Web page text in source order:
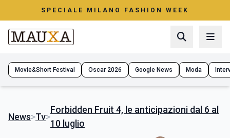
SPECIALE MILANO FASHION WEEK
Movie&Short Festival Oscar 2026 Google News Moda
News>Tv>
Forbidden Fruit 4, le anticipazioni dal 6 al
10 luglio